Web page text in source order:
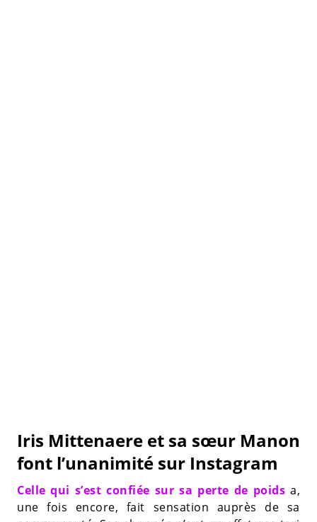
Iris Mittenaere et sa sœur Manon
font l’unanimité sur Instagram
Celle qui s’est confiée sur sa perte de poids a,
une fois encore, fait sensation auprès de sa